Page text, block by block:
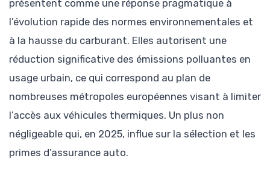
présentent comme une réponse pragmatique à
l’évolution rapide des normes environnementales et
à la hausse du carburant. Elles autorisent une
réduction significative des émissions polluantes en
usage urbain, ce qui correspond au plan de
nombreuses métropoles européennes visant à limiter
l’accès aux véhicules thermiques. Un plus non
négligeable qui, en 2025, influe sur la sélection et les
primes d’assurance auto.